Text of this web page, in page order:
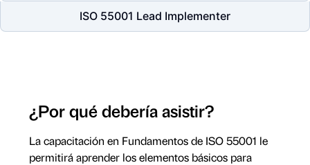
ISO 55001 Lead Implementer
¿Por qué debería asistir?
La capacitación en Fundamentos de ISO 55001 le
permitirá aprender los elementos básicos para